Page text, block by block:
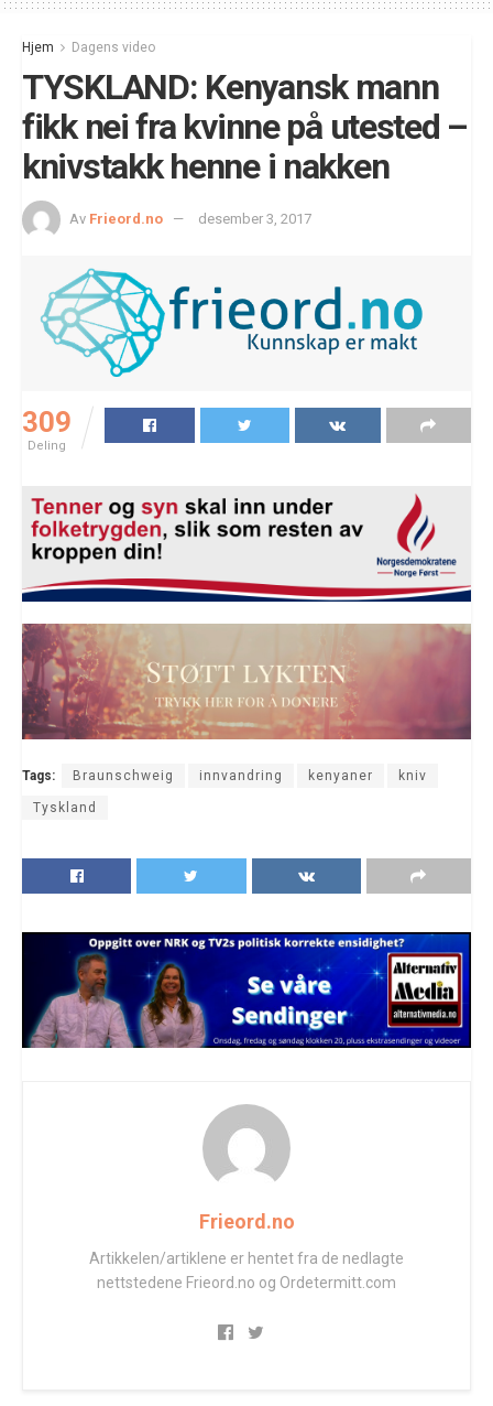
Hjem Dagens video
TYSKLAND: Kenyansk mann
fikk nei fra kvinne på utested –
knivstakk henne i nakken
Av Frieord.no desember 3, 2017
309
Deling
Tags: Braunschweig innvandring kenyaner kniv
Tyskland
Frieord.no
Artikkelen/artiklene er hentet fra de nedlagte
nettstedene Frieord.no og Ordetermitt.com